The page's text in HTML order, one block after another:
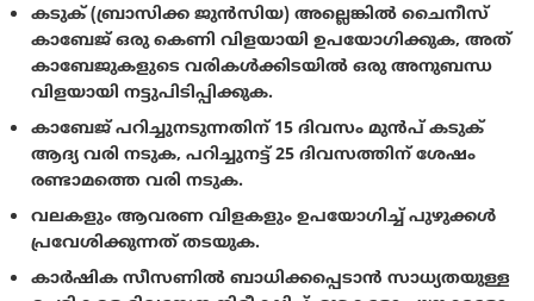
കടുക് (ബ്രാസിക്ക ജുൻ‌സിയ) അല്ലെങ്കിൽ ചൈനീസ്
കാബേജ് ഒരു കെണി വിളയായി ഉപയോഗിക്കുക, അത്
കാബേജുകളുടെ വരികൾക്കിടയിൽ ഒരു അനുബന്ധ
വിളയായി നട്ടുപിടിപ്പിക്കുക.
കാബേജ് പറിച്ചുനടുന്നതിന് 15 ദിവസം മുൻപ് കടുക്
ആദ്യ വരി നടുക, പറിച്ചുനട്ട് 25 ദിവസത്തിന് ശേഷം
രണ്ടാമത്തെ വരി നടുക.
വലകളും ആവരണ വിളകളും ഉപയോഗിച്ച് പുഴുക്കൾ
പ്രവേശിക്കുന്നത് തടയുക.
കാർഷിക സീസണിൽ ബാധിക്കപ്പെടാൻ സാധ്യതയുള്ള